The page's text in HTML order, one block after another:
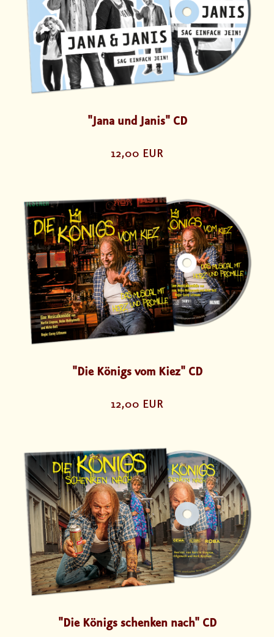
"Jana und Janis" CD
12,00 EUR
"Die Königs vom Kiez" CD
12,00 EUR
"Die Königs schenken nach" CD